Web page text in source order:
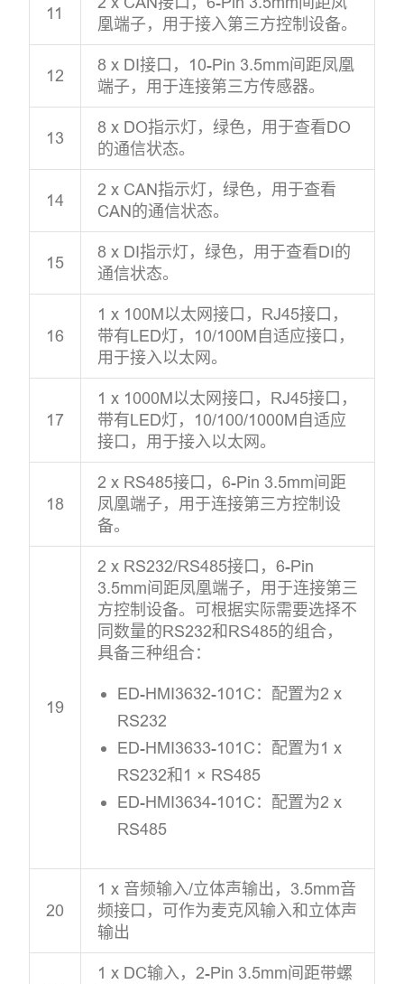
11
凰端子，用于接入第三方控制设备。
12
8 x DI接口，10-Pin 3.5mm间距凤凰
端子，用于连接第三方传感器。
13
8 x DO指示灯，绿色，用于查看DO
的通信状态。
14
2 x CAN指示灯，绿色，用于查看
CAN的通信状态。
15
8 x DI指示灯，绿色，用于查看DI的
通信状态。
16
1 x 100M以太网接口，RJ45接口，
带有LED灯，10/100M自适应接口，
用于接入以太网。
17
1 x 1000M以太网接口，RJ45接口，
带有LED灯，10/100/1000M自适应
接口，用于接入以太网。
18
2 x RS485接口，6-Pin 3.5mm间距
凤凰端子，用于连接第三方控制设
备。
19
2 x RS232/RS485接口，6-Pin
3.5mm间距凤凰端子，用于连接第三
方控制设备。可根据实际需要选择不
同数量的RS232和RS485的组合，
具备三种组合：
ED-HMI3632-101C：配置为2 x
RS232
ED-HMI3633-101C：配置为1 x
RS232和1 × RS485
ED-HMI3634-101C：配置为2 x
RS485
20
1 x 音频输入/立体声输出，3.5mm音
频接口，可作为麦克风输入和立体声
输出
1 x DC输入，2-Pin 3.5mm间距带螺